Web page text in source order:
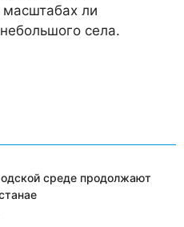
ли
села.
среде продолжают